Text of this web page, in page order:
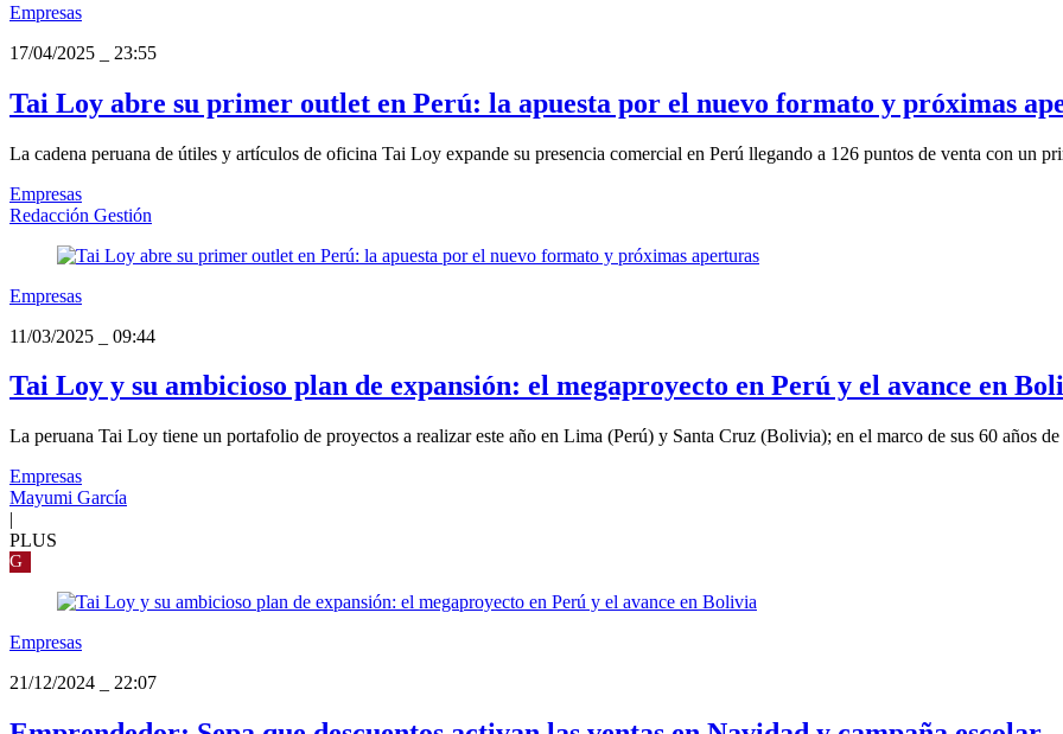
Empresas
17/04/2025
23:55
Tai Loy abre su primer outlet en Perú: la apuesta por el nuevo formato y próximas
La cadena peruana de útiles y artículos de oficina Tai Loy expande su presencia comercial en Perú llegando a 126 puntos de venta con un
Empresas
Redacción Gestión
Empresas
11/03/2025
09:44
Tai Loy y su ambicioso plan de expansión: el megaproyecto en Perú y el avance en
La peruana Tai Loy tiene un portafolio de proyectos a realizar este año en Lima (Perú) y Santa Cruz (Bolivia); en el marco de sus 60 años de
Empresas
Mayumi García
|
PLUS
G
Empresas
21/12/2024
22:07